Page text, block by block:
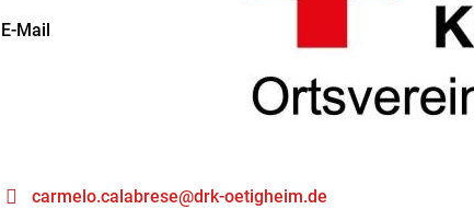
E-Mail
carmelo.calabrese@drk-oetigheim.de